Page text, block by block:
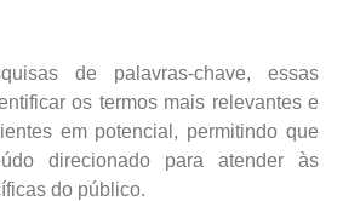
de palavras-chave, essas
os termos mais relevantes e
em potencial, permitindo que
direcionado para atender às
do público.